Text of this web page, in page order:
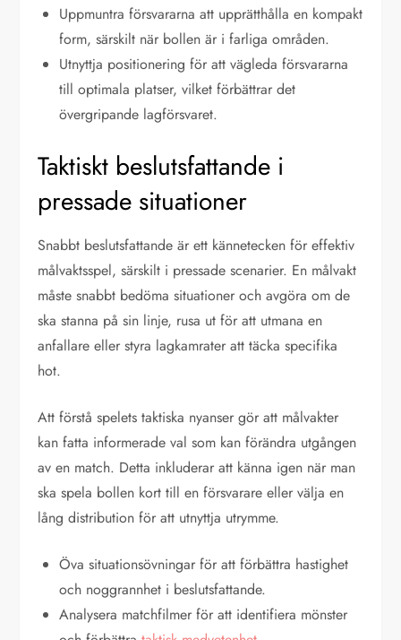
Uppmuntra försvararna att upprätthålla en kompakt
form, särskilt när bollen är i farliga områden.
Utnyttja positionering för att vägleda försvararna
till optimala platser, vilket förbättrar det
övergripande lagförsvaret.
Taktiskt beslutsfattande i
pressade situationer
Snabbt beslutsfattande är ett kännetecken för effektiv
målvaktsspel, särskilt i pressade scenarier. En målvakt
måste snabbt bedöma situationer och avgöra om de
ska stanna på sin linje, rusa ut för att utmana en
anfallare eller styra lagkamrater att täcka specifika
hot.
Att förstå spelets taktiska nyanser gör att målvakter
kan fatta informerade val som kan förändra utgången
av en match. Detta inkluderar att känna igen när man
ska spela bollen kort till en försvarare eller välja en
lång distribution för att utnyttja utrymme.
Öva situationsövningar för att förbättra hastighet
och noggrannhet i beslutsfattande.
Analysera matchfilmer för att identifiera mönster